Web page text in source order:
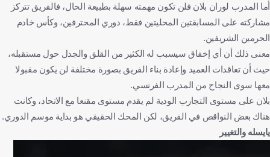
أما المدرب لوران بلان فلن تكون مهمته سهلة بطبيعة الحال، فالفريق تتركز
مشاركته على المسابقتين المحليتين فقط، دوري المحترفين، وكأس خادم
الحرمين الشريفين.
معنى ذلك أن أي إخفاق سيسبب له الكثير من القلق والجدل حول مستقبله،
حيث أن تعاقدات العميد وإعادة بناء الفريق بصورة مختلفة لن يكون مقبولا
معها سوى النجاح من المدرب الفرنسي.
بلان على مستوى التجارب الودية لم يقدم مستوى مقنعا مع الاتحاد، وكانت
هناك بعض النواقص في الفريق، لكن المحك الحقيقي هو بداية موسم الدوري.
يايسله والتغيير